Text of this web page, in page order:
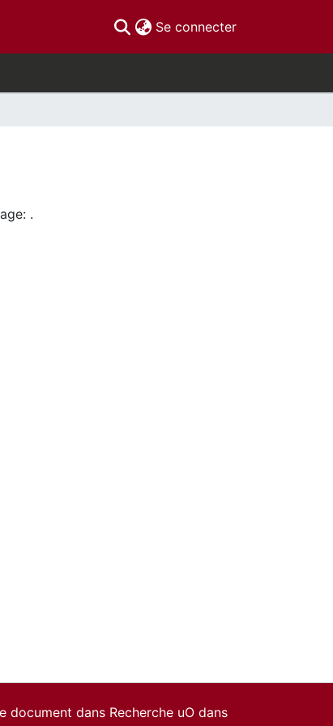
Se connecter(current)
.
dans Recherche uO dans